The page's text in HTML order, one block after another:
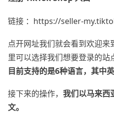
链接 ： https://seller-
点开网址我们就会看到欢迎
里可以选择我们想要登录的站
目前支持的是6种语言，其中
接下来的操作， 我们以马来西
文。